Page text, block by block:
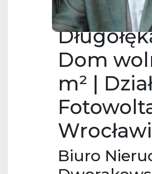
Dom na
Dom
m² |
Biuro